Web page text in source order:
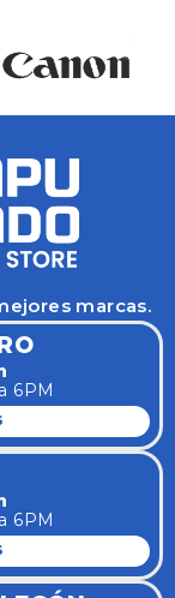
marcas.
6PM
6PM